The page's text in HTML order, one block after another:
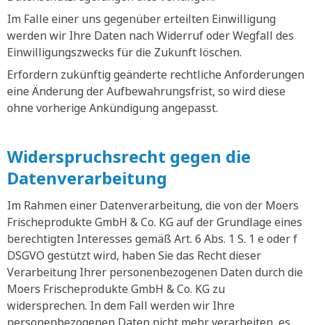
Im Falle einer uns gegenüber erteilten Einwilligung
werden wir Ihre Daten nach Widerruf oder Wegfall des
Einwilligungszwecks für die Zukunft löschen.
Erfordern zukünftig geänderte rechtliche Anforderungen
eine Änderung der Aufbewahrungsfrist, so wird diese
ohne vorherige Ankündigung angepasst.
Widerspruchsrecht gegen die
Datenverarbeitung
Im Rahmen einer Datenverarbeitung, die von der Moers
Frischeprodukte GmbH & Co. KG auf der Grundlage eines
berechtigten Interesses gemäß Art. 6 Abs. 1 S. 1 e oder f
DSGVO gestützt wird, haben Sie das Recht dieser
Verarbeitung Ihrer personenbezogenen Daten durch die
Moers Frischeprodukte GmbH & Co. KG zu
widersprechen. In dem Fall werden wir Ihre